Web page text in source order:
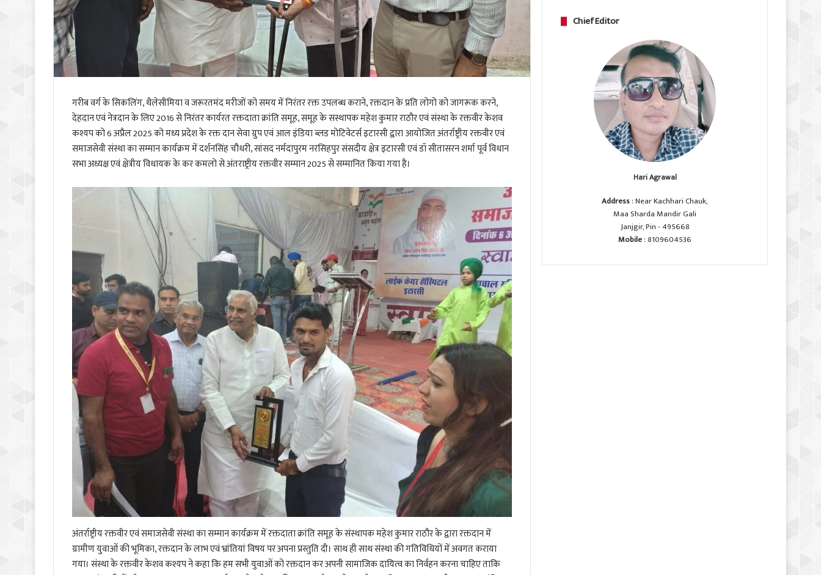
गरीब वर्ग के सिकलिंग, थैलेसीमिया व जरूरतमंद मरीजों को समय में निरंतर रक्त उपलब्ध कराने, रक्तदान के प्रति लोगो को जागरूक करने,
देहदान एवं नेत्रदान के लिए 2016 से निरंतर कार्यरत रक्तदाता क्रांति समूह, समूह के सस्थापक महेश कुमार राठौर एवं संस्था के रक्तवीर केशव
कश्यप को 6 अप्रैल 2025 को मध्य प्रदेश के रक्त दान सेवा ग्रुप एवं आल इंडिया ब्लड मोटिवेटर्स इटारसी द्वारा आयोजित अंतर्राष्ट्रीय रक्तवीर एवं
समाजसेवी संस्था का सम्मान कार्यक्रम में दर्शनसिंह चौधरी, सांसद नर्मदापुरम नरसिहपुर संसदीय क्षेत्र इटारसी एवं डॉ सीतासरन शर्मा पूर्व विधान
सभा अध्यक्ष एवं क्षेत्रीय विधायक के कर कमलो से अंतराष्ट्रीय रक्तवीर सम्मान 2025 से सम्मानित किया गया है।
अंतर्राष्ट्रीय रक्तवीर एवं समाजसेवी संस्था का सम्मान कार्यक्रम में रक्तदाता क्रांति समूह के संस्थापक महेश कुमार राठौर के द्वारा रक्तदान में
ग्रामीण युवाओं की भूमिका, रक्तदान के लाभ एवं भ्रांतियां विषय पर अपना प्रस्तुति दी। साथ ही साथ संस्था की गतिविधियों में अवगत कराया
गया। संस्था के रक्तवीर केशव कश्यप ने कहा कि हम सभी युवाओं को रक्तदान कर अपनी सामाजिक दायित्व का निर्वहन करना चाहिए ताकि
Chief Editor
Hari Agrawal
Address: Near Kachhari Chauk,
Maa Sharda Mandir Gali
Janjgir, Pin - 495668
Mobile: 8109604536